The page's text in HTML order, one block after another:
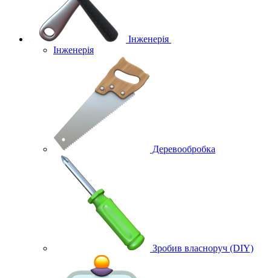
Інженерія
Інженерія
Деревообробка
Зробив власноруч (DIY)